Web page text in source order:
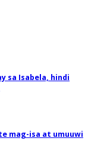
sa Isabela, hindi
mag-isa at umuuwi